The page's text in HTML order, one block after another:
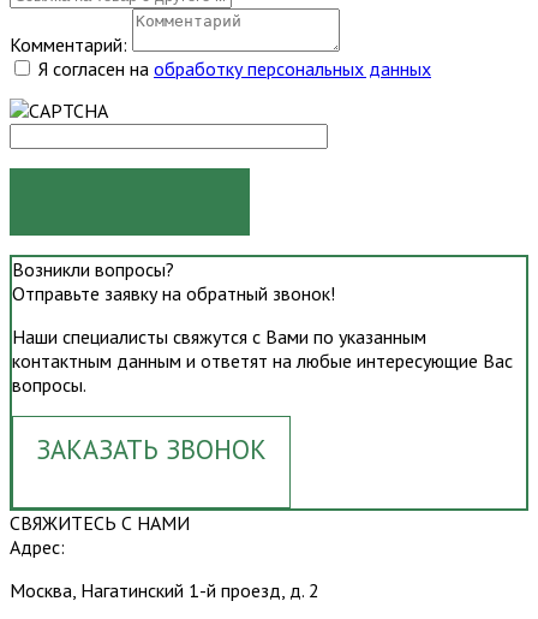
Комментарий:
Я согласен на обработку персональных данных
Возникли вопросы?
Отправьте заявку на обратный звонок!
Наши специалисты свяжутся с Вами по указанным
контактным данным и ответят на любые интересующие Вас
вопросы.
ЗАКАЗАТЬ ЗВОНОК
СВЯЖИТЕСЬ С НАМИ
Адрес:
Москва, Нагатинский 1-й проезд, д. 2